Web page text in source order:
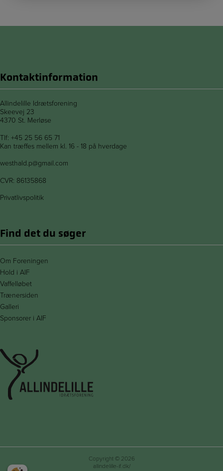
Kontaktinformation
Allindelille Idrætsforening
Skeevej 23
4370 St. Merløse
Tlf: +45 25 56 65 71
Kan træffes mellem kl. 16 - 18 på hverdage
westhald.p@gmail.com
CVR: 86135868
Privatlivspolitik
Find det du søger
Om Foreningen
Hold i AIF
Vaffelløbet
Trænersiden
Galleri
Sponsorer i AIF
Copyright © 2026
allindelille-if.dk/